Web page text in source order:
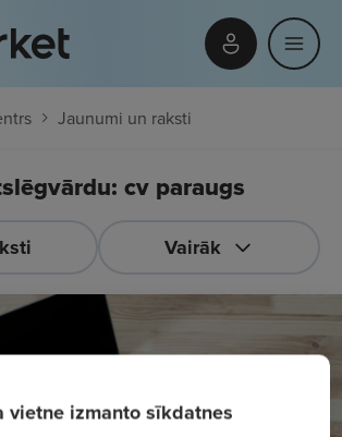
Jaunumi un raksti
cv paraugs
Vairāk
vietne izmanto sīkdatnes